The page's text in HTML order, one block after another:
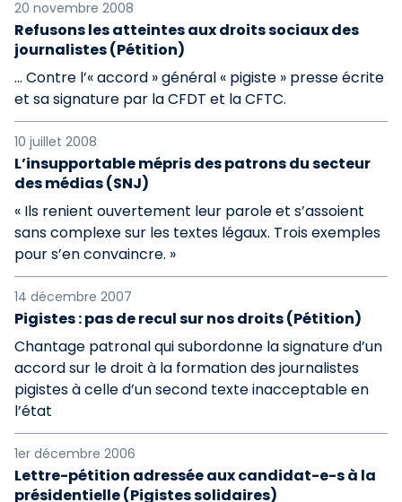
20 novembre 2008
Refusons les atteintes aux droits sociaux des
journalistes (Pétition)
… Contre l’« accord » général « pigiste » presse écrite
et sa signature par la CFDT et la CFTC.
10 juillet 2008
L’insupportable mépris des patrons du secteur
des médias (SNJ)
« Ils renient ouvertement leur parole et s’assoient
sans complexe sur les textes légaux. Trois exemples
pour s’en convaincre. »
14 décembre 2007
Pigistes : pas de recul sur nos droits (Pétition)
Chantage patronal qui subordonne la signature d’un
accord sur le droit à la formation des journalistes
pigistes à celle d’un second texte inacceptable en
l’état
1er décembre 2006
Lettre-pétition adressée aux candidat-e-s à la
présidentielle (Pigistes solidaires)